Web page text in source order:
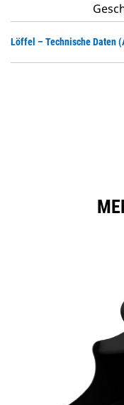
Löffel – Technische Daten